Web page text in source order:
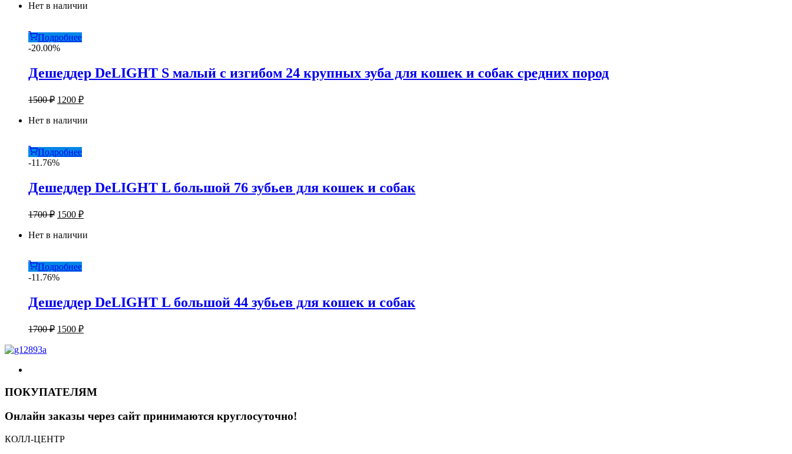
Нет в наличии
Подробнее
-20.00%
Дешеддер DeLIGHT S малый с изгибом 24 крупных зуба для кошек и собак средних пород
1500₽ Первоначальная
составляла
1200 ₽Текущая
1200 ₽.
Нет в наличии
Подробнее
-11.76%
Дешеддер DeLIGHT L большой 76 зубьев для кошек и собак
1700₽ Первоначальная
составляла
1500 ₽Текущая
1500 ₽.
Нет в наличии
Подробнее
-11.76%
Дешеддер DeLIGHT L большой 44 зубьев для кошек и собак
1700₽ Первоначальная
1500 ₽Текущая
ПОКУПАТЕЛЯМ
Онлайн заказы через сайт принимаются круглосуточно!
КОЛЛ-ЦЕНТР